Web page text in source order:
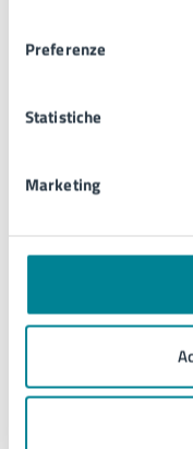
Preferenze
Statistiche
Marketing
Ulteriori
Info e punti vendita
Ufficio
(IAT)
E-mail: